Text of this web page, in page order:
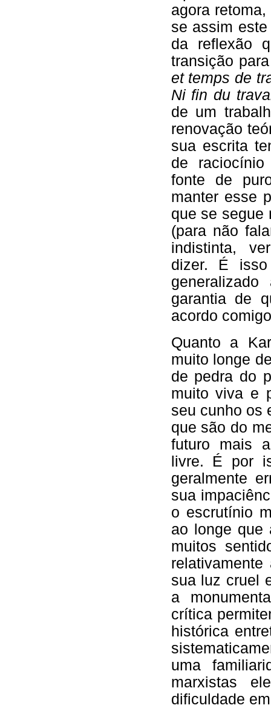
agora
se assim
da reflexão
transição
et temps de
Ni fin du
de um
renovação
sua escrita
de
fonte de
manter esse
que se segue
(para não
indistinta,
dizer. É
garantia de
acordo
Quanto a
muito longe
de pedra do
muito viva e
seu cunho os
que são do
futuro mais
livre. É por
geralmente
sua
o escrutínio
ao longe que
muitos
sua luz cruel
a
crítica
histórica
uma
marxistas
dificuldade